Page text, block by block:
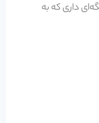
داری که به